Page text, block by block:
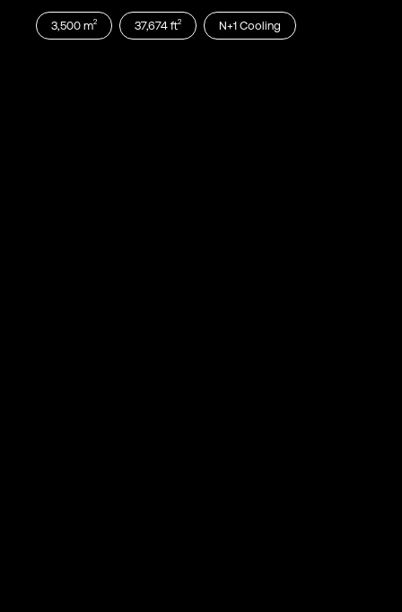
3,500 m2 37,674 ft2 N+1 Cooling